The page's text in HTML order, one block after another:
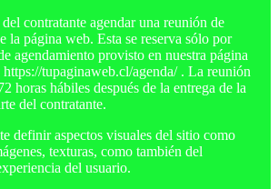
contratante agendar una reunión de
la página web. Esta se reserva sólo por
agendamiento provisto en nuestra página
tupaginaweb.cl/agenda/ . La reunión
horas hábiles después de la entrega de la
del contratante.
definir aspectos visuales del sitio como
texturas, como también del
del usuario.